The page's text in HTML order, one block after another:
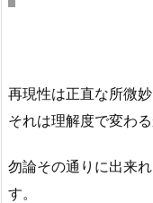
再現性は正直な所微妙
それは理解度で変わる
勿論その通りに出来
す。